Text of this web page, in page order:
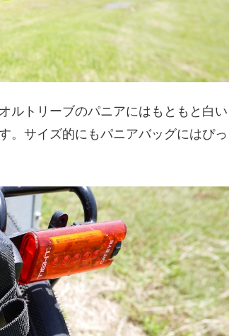
ルトリーブのパニアにはもともと白い
。サイズ的にもパニアバッグにはぴっ